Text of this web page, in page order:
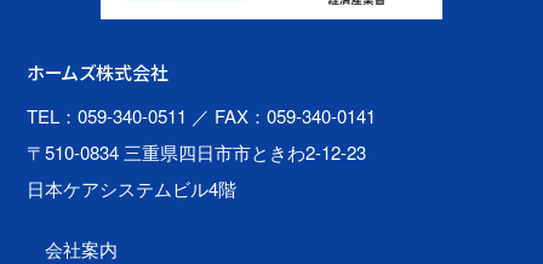
ホームズ株式会社
TEL：059-340-0511 ／ FAX：059-340-0141
〒510-0834 三重県四日市市ときわ2-12-23
日本ケアシステムビル4階
会社案内